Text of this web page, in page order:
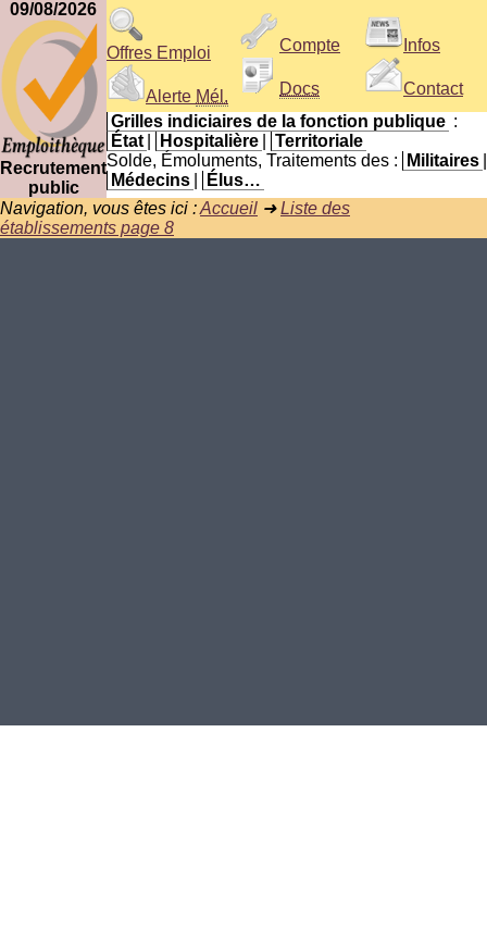
09/08/2026
Recrutement
public
Offres Emploi
Alerte Mél.
Compte
Docs
Infos
Contact
Grilles indiciaires de la fonction publique :
État
Hospitalière
Territoriale
Solde, Émoluments, Traitements des :
Militaires
Médecins
Élus…
Navigation, vous êtes ici :Accueil ➜Liste des
établissements page 8